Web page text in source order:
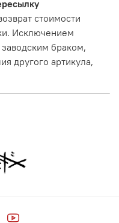
стоимости
Исключением
браком,
другого артикула,